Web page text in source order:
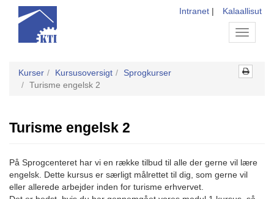
Toggle
Intranet | Kalaallisut
Kurser Kursusoversigt
Sprogkurser
Turisme engelsk 2
Turisme engelsk 2
På Sprogcenteret har vi en række tilbud til alle der gerne vil lære
engelsk. Dette kursus er særligt målrettet til dig, som gerne vil
eller allerede arbejder inden for turisme erhvervet.